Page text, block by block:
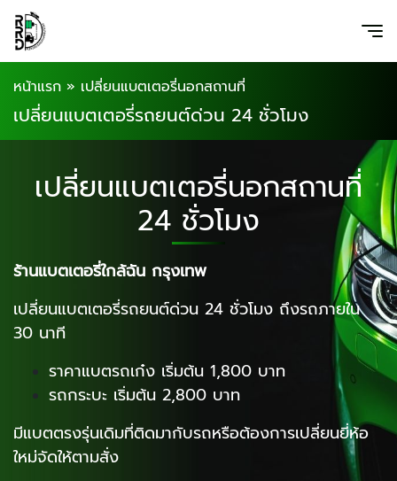
หน้าแรก » เปลี่ยนแบตเตอรี่นอกสถานที่
เปลี่ยนแบตเตอรี่รถยนต์ด่วน 24 ชั่วโมง
เปลี่ยนแบตเตอรี่นอกสถานที่
24 ชั่วโมง
ร้านแบตเตอรี่ใกล้ฉัน กรุงเทพ
เปลี่ยนแบตเตอรี่รถยนต์ด่วน 24 ชั่วโมง ถึงรถภายใน
30 นาที
ราคาแบตรถเก๋ง เริ่มต้น 1,800 บาท
รถกระบะ เริ่มต้น 2,800 บาท
มีแบตตรงรุ่นเดิมที่ติดมากับรถหรือต้องการเปลี่ยนยี่ห้อ
ใหม่จัดให้ตามสั่ง